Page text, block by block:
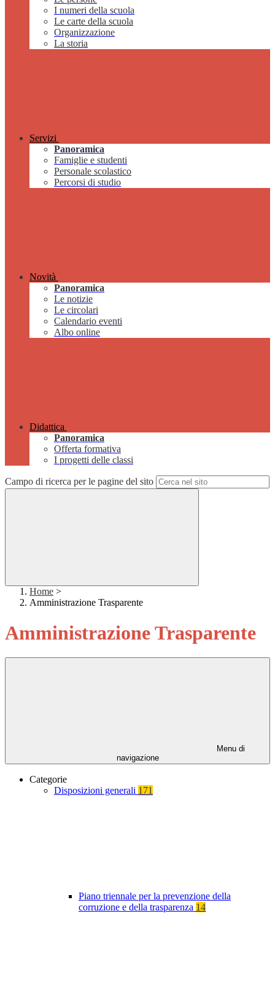
I numeri della scuola
Le carte della scuola
Organizzazione
La storia
Servizi
Panoramica
Famiglie e studenti
Personale scolastico
Percorsi di studio
Novità
Panoramica
Le notizie
Le circolari
Calendario eventi
Albo online
Didattica
Panoramica
Offerta formativa
I progetti delle classi
Campo di ricerca per le pagine del sito
Home >
Amministrazione Trasparente
Amministrazione Trasparente
Menu di
navigazione
Categorie
Disposizioni generali 171
Piano triennale per la prevenzione della
corruzione e della trasparenza 14